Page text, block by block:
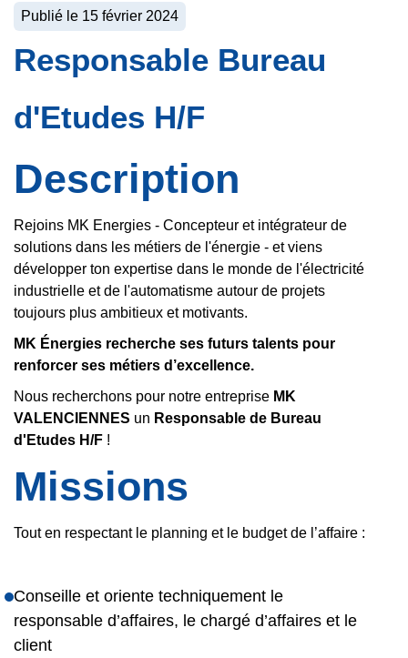
Publié le 15 février 2024
Responsable Bureau
d'Etudes H/F
Description
Rejoins MK Energies - Concepteur et intégrateur de
solutions dans les métiers de l'énergie - et viens
développer ton expertise dans le monde de l'électricité
industrielle et de l'automatisme autour de projets
toujours plus ambitieux et motivants.
MK Énergies recherche ses futurs talents pour
renforcer ses métiers d’excellence.
Nous recherchons pour notre entreprise MK
VALENCIENNES un Responsable de Bureau
d'Etudes H/F !
Missions
Tout en respectant le planning et le budget de l’affaire :
Conseille et oriente techniquement le
responsable d’affaires, le chargé d’affaires et le
client